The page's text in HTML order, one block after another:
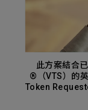
此方案結合
®（VTS）的
Token